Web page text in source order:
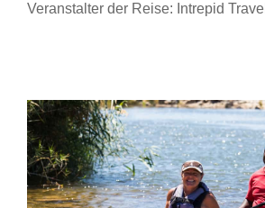
Veranstalter der Reise: Intrepid Travel